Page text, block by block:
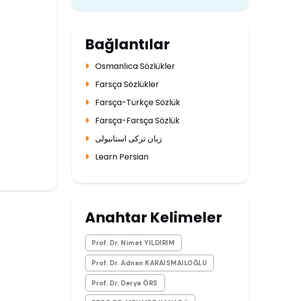
Bağlantılar
Osmanlıca Sözlükler
Farsça Sözlükler
Farsça-Türkçe Sözlük
Farsça-Farsça Sözlük
زبان ترکی استانبولی
Learn Persian
Anahtar Kelimeler
Prof. Dr. Nimet YILDIRIM
Prof. Dr. Adnan KARAİSMAİLOĞLU
Prof. Dr. Derya ÖRS